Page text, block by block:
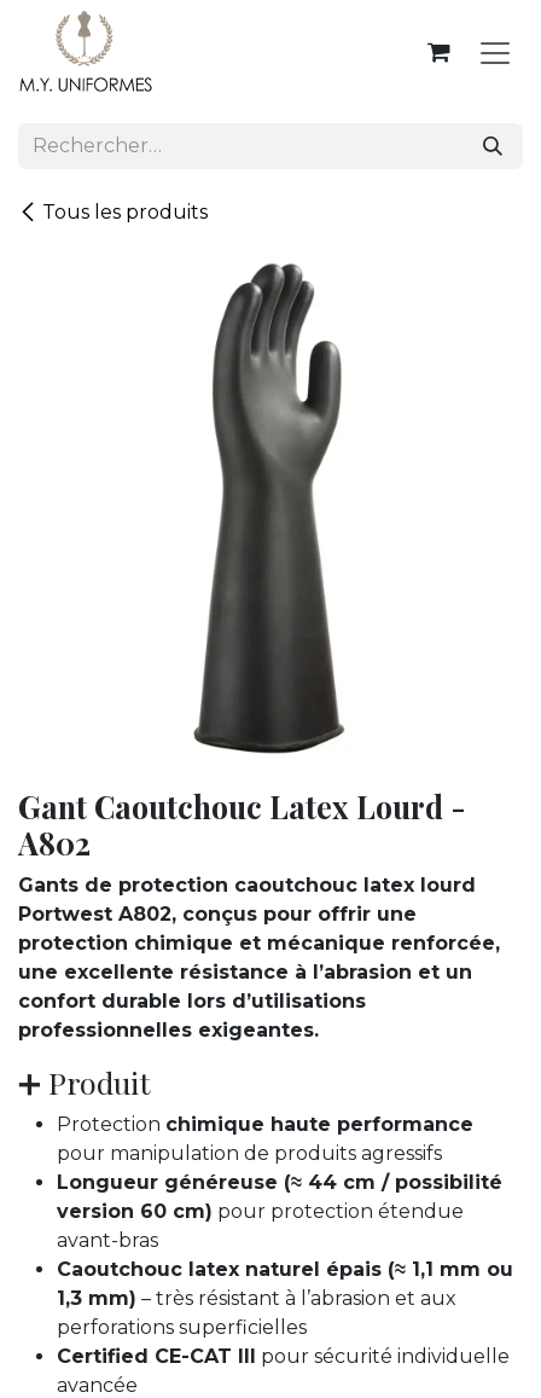
Se rendre au contenu
Tous les produits
Gant Caoutchouc Latex Lourd -
A802
Gants de protection caoutchouc latex lourd
Portwest A802, conçus pour offrir une
protection chimique et mécanique renforcée,
une excellente résistance à l’abrasion et un
confort durable lors d’utilisations
professionnelles exigeantes.
➕ Produit
Protection chimique haute performance
pour manipulation de produits agressifs
Longueur généreuse (≈ 44 cm / possibilité
version 60 cm) pour protection étendue
avant-bras
Caoutchouc latex naturel épais (≈ 1,1 mm ou
1,3 mm) – très résistant à l’abrasion et aux
perforations superficielles
Certified CE-CAT III pour sécurité individuelle
avancée